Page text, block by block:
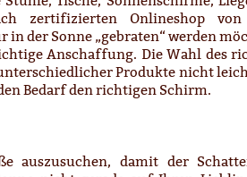
zertifizierten Onlineshop von
der Sonne „gebraten“ werden
Anschaffung. Die Wahl des
Produkte nicht
Bedarf den richtigen Schirm.
auszusuchen, damit der